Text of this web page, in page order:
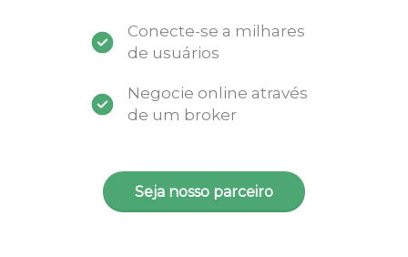
Conecte-se a milhares
de usuários
Negocie online através
de um broker
Seja nosso parceiro